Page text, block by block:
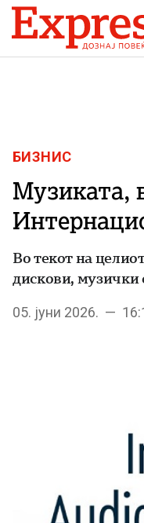
Skip to content
БИЗНИС
Музиката,
Во текот на
дискови, музички
05. јуни 2026. —